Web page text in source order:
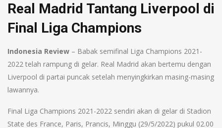
Real Madrid Tantang Liverpool di
Final Liga Champions
Indonesia Review – Babak semifinal Liga Champions 2021-
2022 telah rampung di gelar. Real Madrid akan bertemu dengan
Liverpool di partai puncak setelah menyingkirkan masing-masing
lawannya.
Final Liga Champions 2021-2022 sendiri akan di gelar di Stadion
State des France, Paris, Prancis, Minggu (29/5/2022) pukul 02.00